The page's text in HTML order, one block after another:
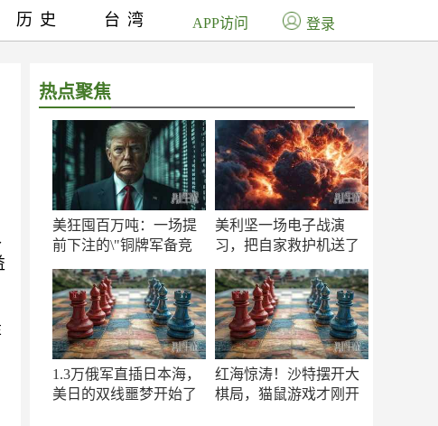
热点聚焦
美狂囤百万吨：一场提
前下注的\"铜牌军备竞
美利坚一场电子战演
习，把自家救护机送了
1.3万俄军直插日本海，
美日的双线噩梦开始了
红海惊涛！沙特摆开大
棋局，猫鼠游戏才刚开
历史 台湾 APP访问 登录